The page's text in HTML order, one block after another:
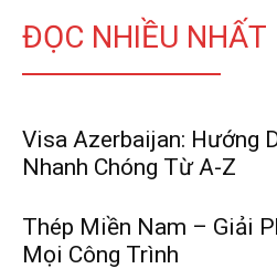
ĐỌC NHIỀU NHẤT
Visa Azerbaijan: Hướng
Nhanh Chóng Từ A-Z
Thép Miền Nam – Giải
Mọi Công Trình